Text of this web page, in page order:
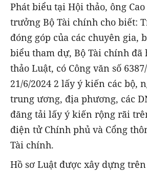
Phát biểu tại Hội thảo, ông
trưởng Bộ Tài chính cho biết:
đóng góp của các chuyên gia,
biểu tham dự, Bộ Tài chính đã
thảo Luật, có Công văn số
21/6/2024 2 lấy ý kiến các bộ,
trung ương, địa phương, các
đăng tải lấy ý kiến rộng rãi
điện tử Chính phủ và Cổng
Tài chính.
Hồ sơ Luật được xây dựng